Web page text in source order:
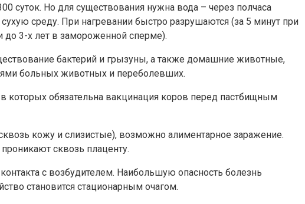
суток. Но для существования нужна вода – через полчаса
среду. При нагревании быстро разрушаются (за 5 минут при
до 3-х лет в замороженной сперме).
бактерий и грызуны, а также домашние животные,
больных животных и переболевших.
которых обязательна вакцинация коров перед пастбищным
кожу и слизистые), возможно алиментарное заражение.
сквозь плаценту.
с возбудителем. Наибольшую опасность болезнь
становится стационарным очагом.